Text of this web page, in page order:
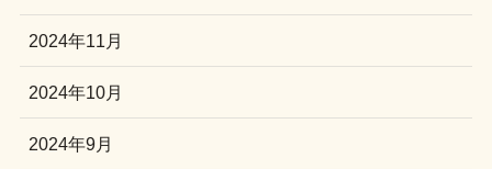
2024年11月
2024年10月
2024年9月